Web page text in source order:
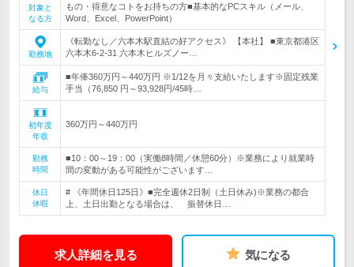
対象と
なる方
もの・得意なコトをお持ちの方■基本的なPCスキル（メール、
Word、Excel、PowerPoint）
勤務地
《転勤なし／六本木駅直結の好アクセス》 【本社】 ■東京都港区
六本木6-2-31 六本木ヒルズノー…
給与
■年俸360万円～440万円 ※1/12を月々支給いたします※固定残業
手当（76,850 円～93,928円/45時…
初年度
年収
360万円～440万円
勤務
時間
■10：00～19：00（実働8時間／休憩60分）※業務により就業時
間の変動がある可能性がございます…
休日
休暇
# 《年間休日125日》■完全週休2日制（土日休み)※業務の都合
上、土日出勤となる場合は、 振替休日…
求人詳細を見る 気になる